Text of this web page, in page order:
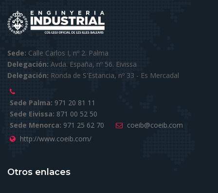
Sede: Calle Carlos I, nº 2. Palma
Delegación: Avda. España, nº 56. Eivissa
Delegación: Ronda de S'Estancia, nº 33 - Es Mercadal
Sede Palma: 971 20 81 11
Sede Eivissa: 871 00 52 50
Sede Menorca: 971 25 62 70
coeib@coeib.com
http://www.coeib.com/
Otros enlaces